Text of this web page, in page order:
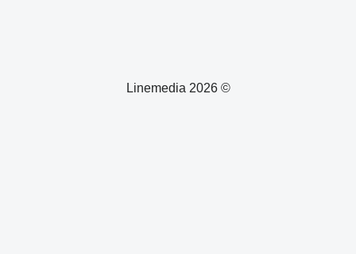
© 2026 Linemedia